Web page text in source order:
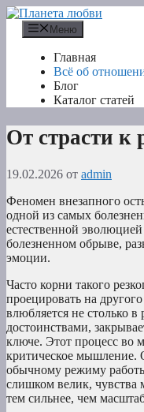
Перейти
содержимому
Меню
Главная
Всё об
Блог
Каталог статей
От страсти к
19.02.2026 от admin
Феномен внезапного
одной из самых
естественной
болезненном обрыве,
эмоции.
Часто корни такого
проецировать на
влюбляется не столько
достоинствами,
ключе. Этот процесс во
критическое мышление.
обычному режиму
слишком велик, чувства
тем сильнее, чем